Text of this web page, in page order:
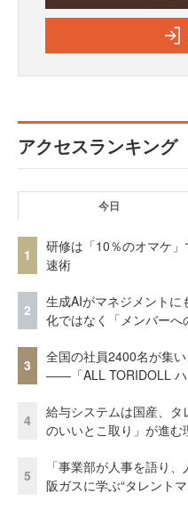
アクセスランキング
今日
1
研修は「10％のオマケ
速術
2
生成AIがマネジメントに
化ではなく「メンバーへ
3
全国の社員2400名が集
――「ALL TORIDOLL ハ
4
給与システムは国産、
のいいとこ取り」が進む
5
「事業部が人事を語り
阪ガスに学ぶ“タレント